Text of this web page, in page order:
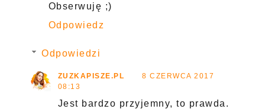
Obserwuję ;)
Odpowiedz
Odpowiedzi
ZUZKAPISZE.PL
8 CZERWCA 2017
08:13
Jest bardzo przyjemny, to prawda.